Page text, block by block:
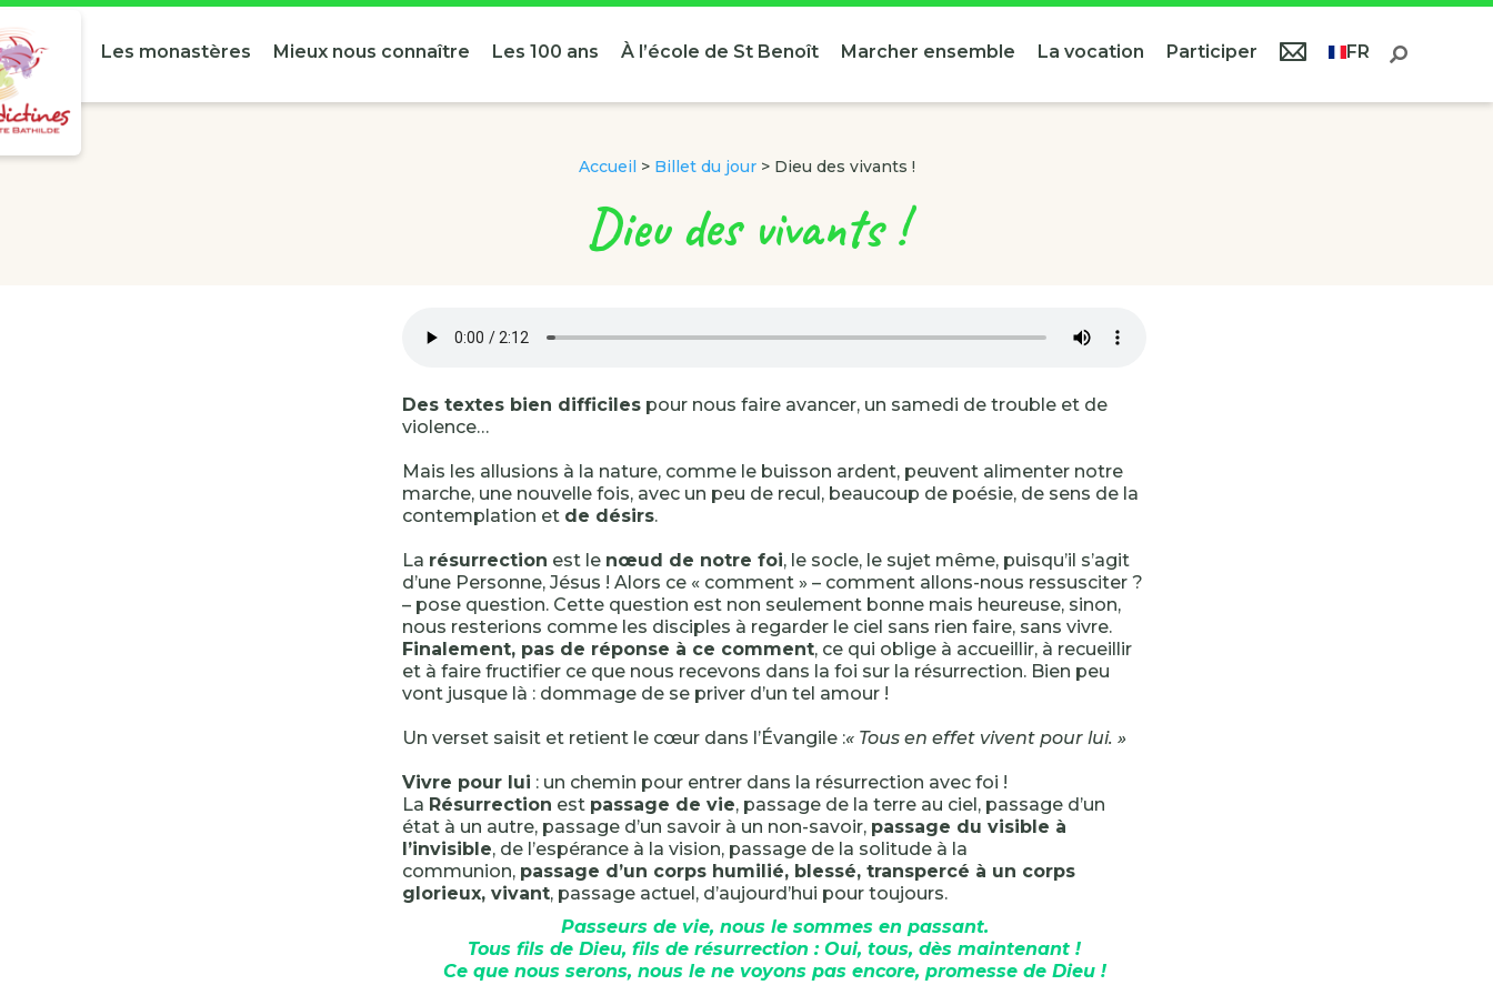
Les monastères Mieux nous connaître Les 100 ans À l’école de St Benoît Marcher ensemble La vocation Participer FR
Accueil > Billet du jour> Dieu des vivants !
Dieu des vivants !
Des textes bien difficiles pour nous faire avancer, un samedi de trouble et de
violence…
Mais les allusions à la nature, comme le buisson ardent, peuvent alimenter notre
marche, une nouvelle fois, avec un peu de recul, beaucoup de poésie, de sens de la
contemplation et de désirs.
La résurrection est le nœud de notre foi, le socle, le sujet même, puisqu’il s’agit
d’une Personne, Jésus ! Alors ce « comment » – comment allons-nous ressusciter ?
– pose question. Cette question est non seulement bonne mais heureuse, sinon,
nous resterions comme les disciples à regarder le ciel sans rien faire, sans vivre.
Finalement, pas de réponse à ce comment, ce qui oblige à accueillir, à recueillir
et à faire fructifier ce que nous recevons dans la foi sur la résurrection. Bien peu
vont jusque là : dommage de se priver d’un tel amour !
Un verset saisit et retient le cœur dans l’Évangile :« Tous en effet vivent pour lui. »
Vivre pour lui : un chemin pour entrer dans la résurrection avec foi !
La Résurrection est passage de vie, passage de la terre au ciel, passage d’un
état à un autre, passage d’un savoir à un non-savoir, passage du visible à
l’invisible, de l’espérance à la vision, passage de la solitude à la
communion, passage d’un corps humilié, blessé, transpercé à un corps
glorieux, vivant, passage actuel, d’aujourd’hui pour toujours.
Passeurs de vie, nous le sommes en passant.
Tous fils de Dieu, fils de résurrection : Oui, tous, dès maintenant !
Ce que nous serons, nous le ne voyons pas encore, promesse de Dieu !